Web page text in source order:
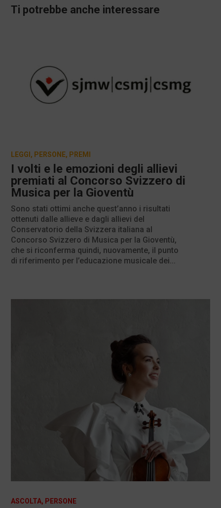
Ti potrebbe anche interessare
I volti e le emozioni degli allievi
premiati al Concorso Svizzero di
Musica per la Gioventù
LEGGI , PERSONE, PREMI
Sono stati ottimi anche quest’anno i risultati
ottenuti dalle allieve e dagli allievi del
Conservatorio della Svizzera italiana al
Concorso Svizzero di Musica per la Gioventù,
che si riconferma quindi, nuovamente, il punto
di riferimento per l’educazione musicale dei...
ASCOLTA, PERSONE